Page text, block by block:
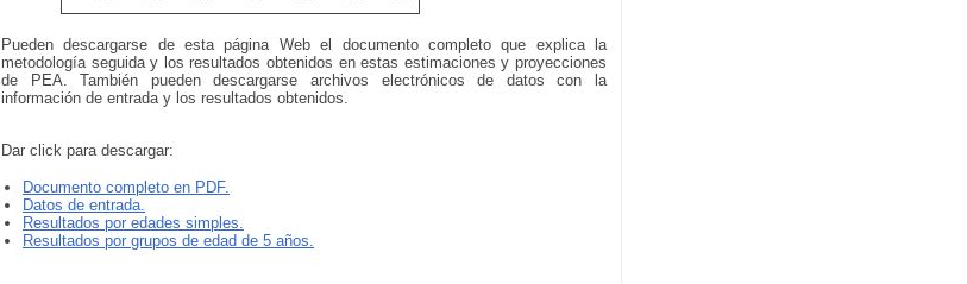
Pueden descargarse de esta página Web el documento completo que explica la
metodología seguida y los resultados obtenidos en estas estimaciones y proyecciones
de PEA. También pueden descargarse archivos electrónicos de datos con la
información de entrada y los resultados obtenidos.
Dar click para descargar:
Documento completo en PDF.
Datos de entrada.
Resultados por edades simples.
Resultados por grupos de edad de 5 años.